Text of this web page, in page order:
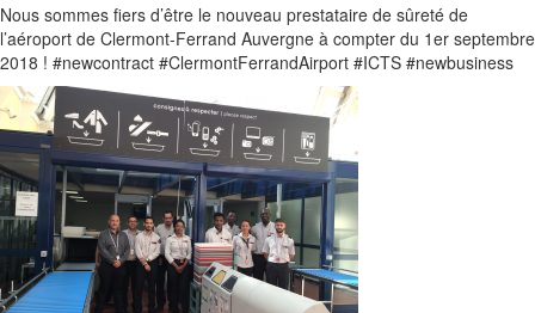
Nous sommes fiers d’être le nouveau prestataire de sûreté de
l’aéroport de Clermont-Ferrand Auvergne à compter du 1er septembre
2018 ! #newcontract #ClermontFerrandAirport #ICTS #newbusiness